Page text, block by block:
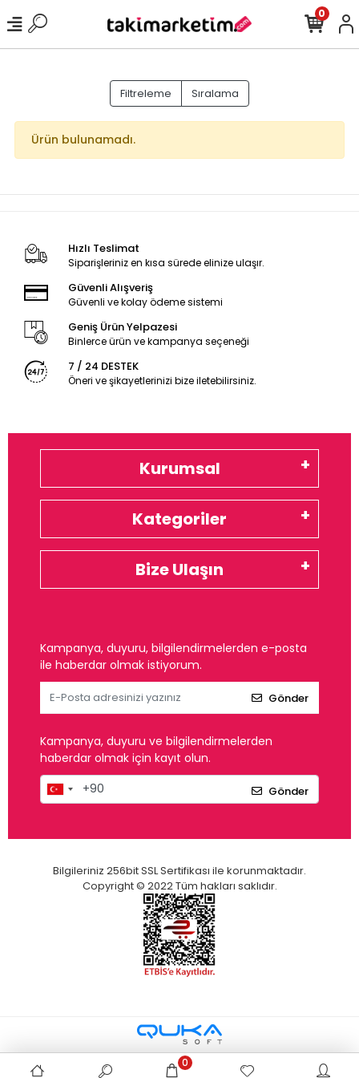
0
Filtreleme Sıralama
Ürün bulunamadı.
Hızlı Teslimat
Siparişleriniz en kısa sürede elinize ulaşır.
Güvenli Alışveriş
Güvenli ve kolay ödeme sistemi
Geniş Ürün Yelpazesi
Binlerce ürün ve kampanya seçeneği
7 / 24 DESTEK
Öneri ve şikayetlerinizi bize iletebilirsiniz.
Kurumsal
Kategoriler
Bize Ulaşın
Kampanya, duyuru, bilgilendirmelerden e-posta
ile haberdar olmak istiyorum.
Gönder
Kampanya, duyuru ve bilgilendirmelerden
haberdar olmak için kayıt olun.
Gönder
Bilgileriniz 256bit SSL Sertifikası ile korunmaktadır.
Copyright © 2022 Tüm hakları saklıdır.
0